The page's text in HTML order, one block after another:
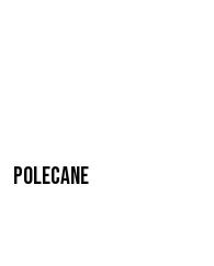
Polecane